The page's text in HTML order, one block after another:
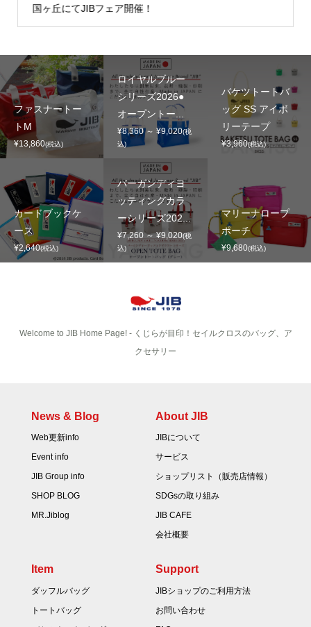
国ヶ丘にてJIBフェア開催！
ファスナートー
トM
¥13,860(税込)
ロイヤルブルー
シリーズ2026●
オープントー...
¥8,360 ～ ¥9,020(税
込)
バケツトートバ
ッグ SS アイボ
リーテープ
¥3,960(税込)
カードブックケ
ース
¥2,640(税込)
バーガンディヨ
ッティングカラ
ーシリーズ202...
¥7,260 ～ ¥9,020(税
込)
マリーナロープ
ポーチ
¥9,680(税込)
Welcome to JIB Home Page! ‐ くじらが目印！セイルクロスのバッグ、ア
クセサリー
News & Blog
Web更新info
Event info
JIB Group info
SHOP BLOG
MR.Jiblog
About JIB
JIBについて
サービス
ショップリスト（販売店情報）
SDGsの取り組み
JIB CAFE
会社概要
Item
ダッフルバッグ
トートバッグ
Support
JIBショップのご利用方法
お問い合わせ